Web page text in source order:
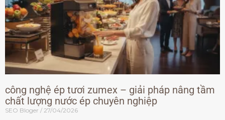
công nghệ ép tươi zumex – giải pháp nâng tầm
chất lượng nước ép chuyên nghiệp
SEO Bloger 27/04/2026